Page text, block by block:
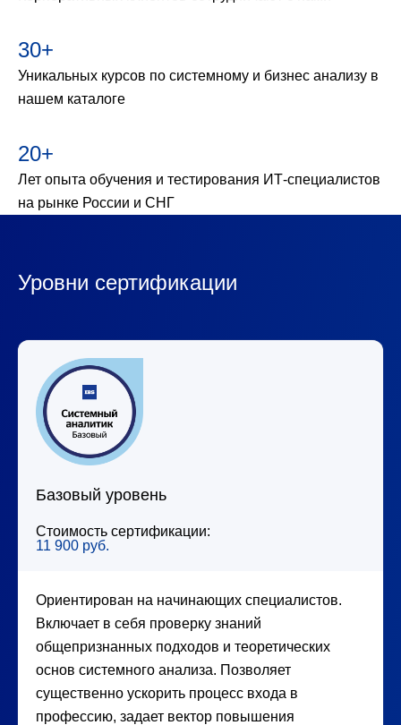
30+
Уникальных курсов по системному и бизнес анализу в
нашем каталоге
20+
Лет опыта обучения и тестирования ИТ-специалистов
на рынке России и СНГ
Уровни сертификации
Базовый уровень
Стоимость сертификации:
11 900 руб.
Ориентирован на начинающих специалистов.
Включает в себя проверку знаний
общепризнанных подходов и теоретических
основ системного анализа. Позволяет
существенно ускорить процесс входа в
профессию, задает вектор повышения